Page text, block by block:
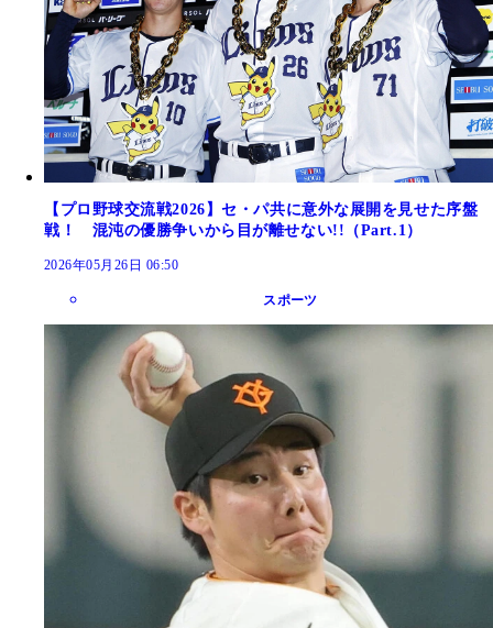
【プロ野球交流戦2026】セ・パ共に意外な展開を見せた序盤
戦！ 混沌の優勝争いから目が離せない!!（Part.1）
2026年05月26日 06:50
スポーツ